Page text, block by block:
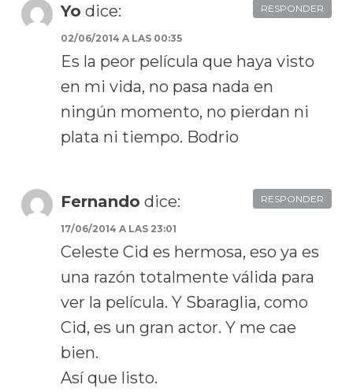
Yo dice:
02/06/2014 A LAS 00:35
Es la peor película que haya visto
en mi vida, no pasa nada en
ningún momento, no pierdan ni
plata ni tiempo. Bodrio
RESPONDER
Fernando dice:
17/06/2014 A LAS 23:01
Celeste Cid es hermosa, eso ya es
una razón totalmente válida para
ver la película. Y Sbaraglia, como
Cid, es un gran actor. Y me cae
bien.
Así que listo.
RESPONDER